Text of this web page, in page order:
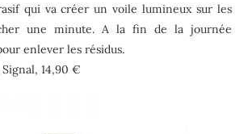
qui va créer un voile lumineux sur les
une minute. A la fin de la journée
enlever les résidus.
14,90 €